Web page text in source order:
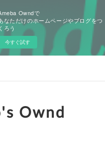
Owndで
なただけのホームページやブログをつ
くろう
今すぐ試す
Ownd